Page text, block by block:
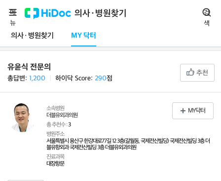
의사·병원찾기
의사·병원찾기 MY 닥터
메
뉴
검
색
유윤식 전문의
총답변: 1,200 하이닥 Score: 290점
추천
소속병원
더블유외과의원
총 추천수 :3
병원주소
서울특별시 용산구 한강대로77길 12 3층(갈월동, 국제전산빌딩) 국제전산빌딩 3층 더
블유항외과 국제전산빌딩 3층 더블유외과의원
진료과목
대장항문
MY닥터